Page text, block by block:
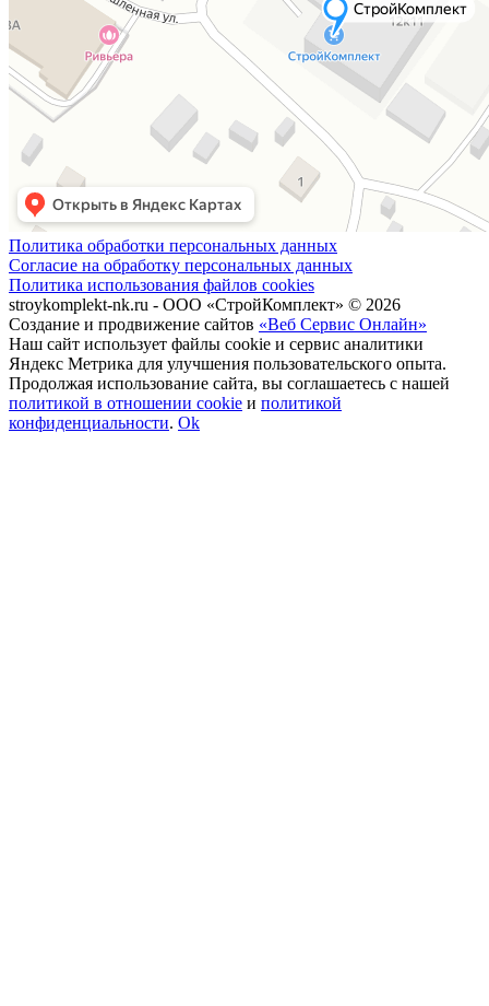
Политика обработки персональных данных
Согласие на обработку персональных данных
Политика использования файлов cookies
stroykomplekt-nk.ru - ООО «СтройКомплект» © 2026
Создание и продвижение сайтов «Веб Сервис Онлайн»
Наш сайт использует файлы cookie и сервис аналитики
Яндекс Метрика для улучшения пользовательского опыта.
Продолжая использование сайта, вы соглашаетесь с нашей
политикой в отношении cookie и политикой
конфиденциальности. Ok